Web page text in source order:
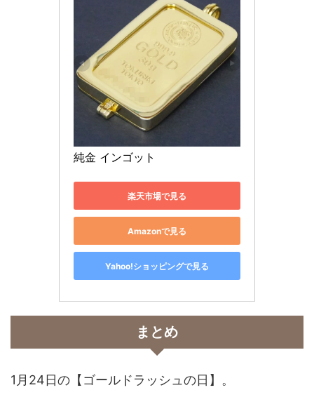
純金 インゴット
楽天市場で見る
Amazonで見る
Yahoo!ショッピングで見る
まとめ
1月24日の【ゴールドラッシュの日】。